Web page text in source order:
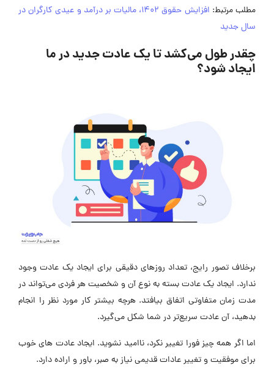
مطلب مرتبط:
افزایش حقوق 1402، مالیات بر درآمد و عیدی کارگران در
سال جدید
چقدر طول می‌کشد تا یک عادت جدید در ما
ایجاد شود؟
برخلاف تصور رایج، تعداد روزهای دقیقی برای ایجاد یک عادت وجود
ندارد. ایجاد یک عادت بسته به نوع آن و شخصیت هر فردی می‌تواند در
مدت زمان متفاوتی اتفاق بیافتد. هرچه بیشتر کار مورد نظر را انجام
بدهید، آن عادت سریع‌تر در شما شکل می‌گیرد.
اما اگر همه چیز فورا تغییر نکرد، ناامید نشوید. ایجاد عادت های خوب
برای موفقیت و تغییر عادات قدیمی نیاز به صبر، باور و اراده دارد.